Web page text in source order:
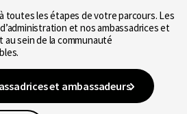
toutes les étapes de votre parcours. Les
et nos ambassadrices et
au sein de la communauté
et ambassadeurs